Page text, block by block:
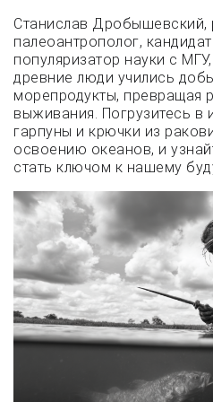
Станислав Дробышевский,
палеоантрополог,
популяризатор науки с
древние люди учились
морепродукты, превращая
выживания. Погрузитесь в
гарпуны и крючки из
освоению океанов, и
стать ключом к нашему